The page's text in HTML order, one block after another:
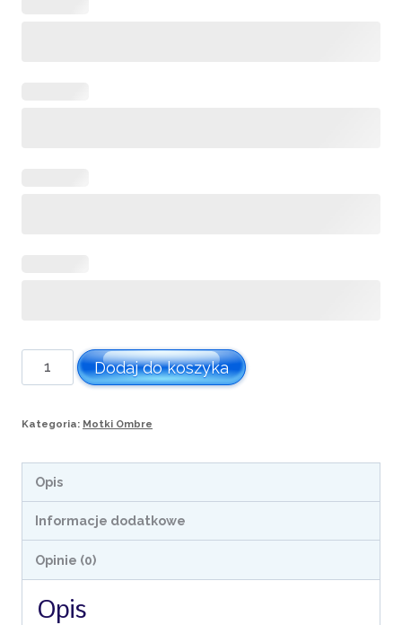
ilość
Motek
ombre
400
Dodaj do koszyka
Kategoria: Motki Ombre
Opis
Informacje dodatkowe
Opinie (0)
Opis